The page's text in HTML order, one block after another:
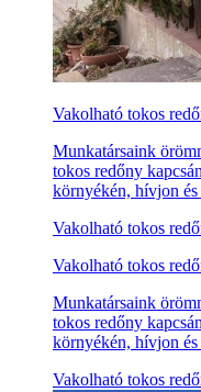
Vakolható tokos
Munkatársaink
tokos redőny
környékén, hívjon
Vakolható tokos
Vakolható tokos
Munkatársaink
tokos redőny
környékén, hívjon
Vakolható tokos